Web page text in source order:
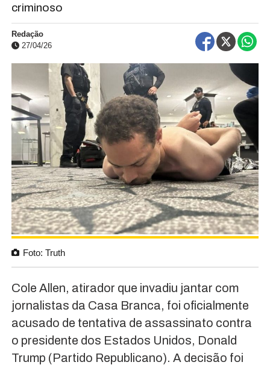
criminoso
Redação
27/04/26
Foto: Truth
Cole Allen, atirador que invadiu jantar com
jornalistas da Casa Branca, foi oficialmente
acusado de tentativa de assassinato contra
o presidente dos Estados Unidos, Donald
Trump (Partido Republicano). A decisão foi